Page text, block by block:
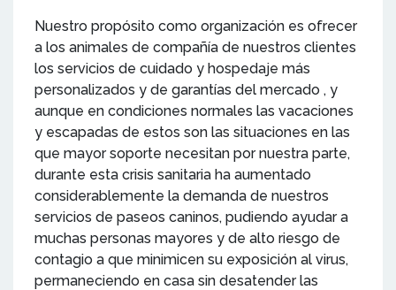
Nuestro propósito como organización es ofrecer
a los animales de compañía de nuestros clientes
los servicios de cuidado y hospedaje más
personalizados y de garantías del mercado , y
aunque en condiciones normales las vacaciones
y escapadas de estos son las situaciones en las
que mayor soporte necesitan por nuestra parte,
durante esta crisis sanitaria ha aumentado
considerablemente la demanda de nuestros
servicios de paseos caninos, pudiendo ayudar a
muchas personas mayores y de alto riesgo de
contagio a que minimicen su exposición al virus,
permaneciendo en casa sin desatender las